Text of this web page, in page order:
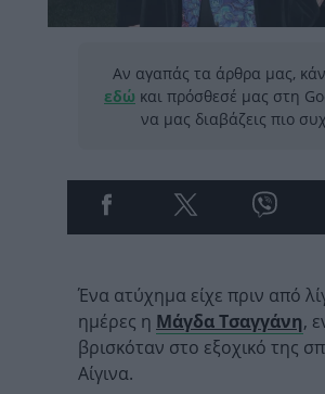
Αν αγαπάς τα άρθρα μας,
εδώ και πρόσθεσέ μας στη
να μας διαβάζεις πιο
Ένα ατύχημα είχε πριν από
ημέρες η Μάγδα Τσαγγάνη,
βρισκόταν στο εξοχικό της
Αίγινα.